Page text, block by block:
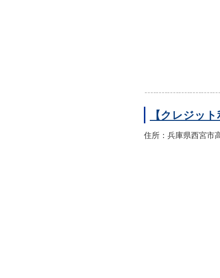
【クレジッ
住所：兵庫県西宮市